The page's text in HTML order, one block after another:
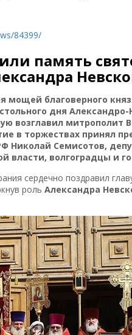
84399/
память
мощей благоверного
дня
возглавил
в торжествах принял
Николай Семисотов,
власти, волгоградцы и
сердечно поздравил
роль Александра